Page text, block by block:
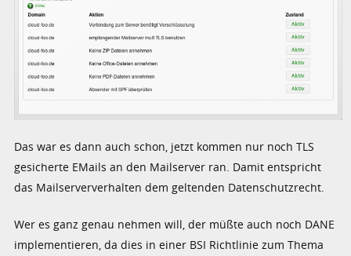
Das war es dann auch schon, jetzt kommen nur noch TLS
gesicherte EMails an den Mailserver ran. Damit entspricht
das Mailserververhalten dem geltenden Datenschutzrecht.
Wer es ganz genau nehmen will, der müßte auch noch DANE
implementieren, da dies in einer BSI Richtlinie zum Thema